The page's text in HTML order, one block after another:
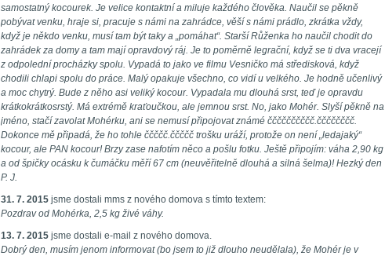
samostatný kocourek. Je velice kontaktní a miluje každého člověka. Naučil se pěkně
pobývat venku, hraje si, pracuje s námi na zahrádce, věší s námi prádlo, zkrátka vždy,
když je někdo venku, musí tam být taky a „pomáhat“. Starší Růženka ho naučil chodit do
zahrádek za domy a tam mají opravdový ráj. Je to poměrně legrační, když se ti dva vracejí
z odpolední procházky spolu. Vypadá to jako ve filmu Vesničko má středisková, když
chodili chlapi spolu do práce. Malý opakuje všechno, co vidí u velkého. Je hodně učenlivý
a moc chytrý. Bude z něho asi veliký kocour. Vypadala mu dlouhá srst, teď je opravdu
krátkokrátkosrstý. Má extrémě kraťoučkou, ale jemnou srst. No, jako Mohér. Slyší pěkně na
jméno, stačí zavolat Mohérku, ani se nemusí připojovat známé čččččččččč.čččččččč.
Dokonce mě připadá, že ho tohle ččččč.ččččč trošku uráží, protože on není „ledajaký“
kocour, ale PAN kocour! Brzy zase nafotím něco a pošlu fotku. Ještě připojím: váha 2,90 kg
a od špičky ocásku k čumáčku měří 67 cm (neuvěřitelně dlouhá a silná šelma)! Hezký den
P. J.
31. 7. 2015 jsme dostali mms z nového domova s tímto textem:
Pozdrav od Mohérka, 2,5 kg živé váhy.
13. 7. 2015 jsme dostali e-mail z nového domova.
Dobrý den, musím jenom informovat (bo jsem to již dlouho neudělala), že Mohér je v